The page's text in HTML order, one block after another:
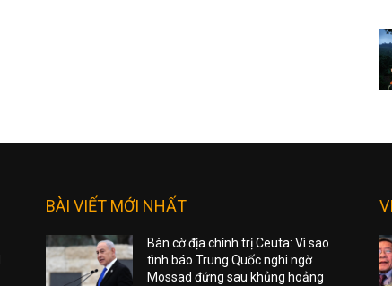
BÀI VIẾT MỚI NHẤT
Bàn cờ địa chính trị Ceuta: Vì sao
tình báo Trung Quốc nghi ngờ
Mossad đứng sau khủng hoảng